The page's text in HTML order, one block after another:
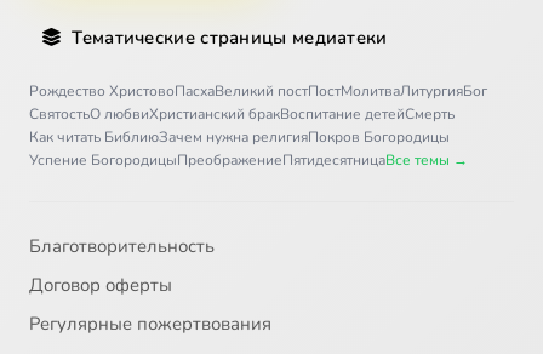
Тематические страницы медиатеки
Рождество ХристовоПасхаВеликий постПостМолитваЛитургияБог
СвятостьО любвиХристианский бракВоспитание детейСмерть
Как читать БиблиюЗачем нужна религияПокров Богородицы
Успение БогородицыПреображениеПятидесятницаВсе темы →
Благотворительность
Договор оферты
Регулярные пожертвования